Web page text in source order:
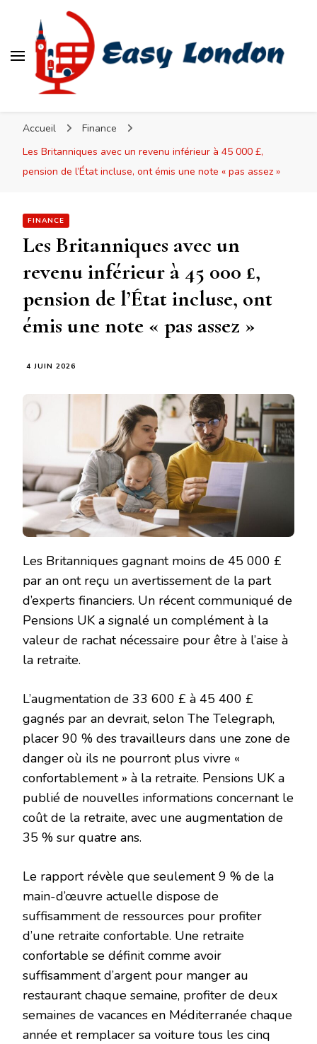
Accueil
Finance
Les Britanniques avec un revenu inférieur à 45 000 £,
pension de l’État incluse, ont émis une note « pas assez »
FINANCE
Les Britanniques avec un
revenu inférieur à 45 000 £,
pension de l’État incluse, ont
émis une note « pas assez »
4 JUIN 2026
Les Britanniques gagnant moins de 45 000 £
par an ont reçu un avertissement de la part
d’experts financiers. Un récent communiqué de
Pensions UK a signalé un complément à la
valeur de rachat nécessaire pour être à l’aise à
la retraite.
L’augmentation de 33 600 £ à 45 400 £
gagnés par an devrait, selon The Telegraph,
placer 90 % des travailleurs dans une zone de
danger où ils ne pourront plus vivre «
confortablement » à la retraite. Pensions UK a
publié de nouvelles informations concernant le
coût de la retraite, avec une augmentation de
35 % sur quatre ans.
Le rapport révèle que seulement 9 % de la
main-d’œuvre actuelle dispose de
suffisamment de ressources pour profiter
d’une retraite confortable. Une retraite
confortable se définit comme avoir
suffisamment d’argent pour manger au
restaurant chaque semaine, profiter de deux
semaines de vacances en Méditerranée chaque
année et remplacer sa voiture tous les cinq